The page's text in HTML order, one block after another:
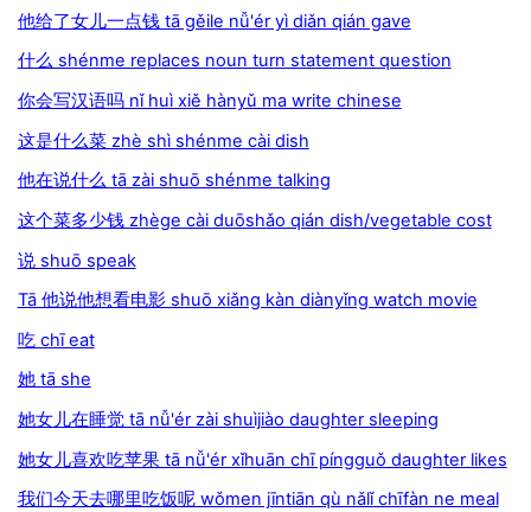
他给了女儿一点钱 tā gěile nǚ'ér yì diǎn qián gave
什么 shénme replaces noun turn statement question
你会写汉语吗 nǐ huì xiě hànyǔ ma write chinese
这是什么菜 zhè shì shénme cài dish
他在说什么 tā zài shuō shénme talking
这个菜多少钱 zhège cài duōshǎo qián dish/vegetable cost
说 shuō speak
Tā 他说他想看电影 shuō xiǎng kàn diànyǐng watch movie
吃 chī eat
她 tā she
她女儿在睡觉 tā nǚ'ér zài shuìjiào daughter sleeping
她女儿喜欢吃苹果 tā nǚ'ér xǐhuān chī píngguǒ daughter likes
我们今天去哪里吃饭呢 wǒmen jīntiān qù nǎlǐ chīfàn ne meal